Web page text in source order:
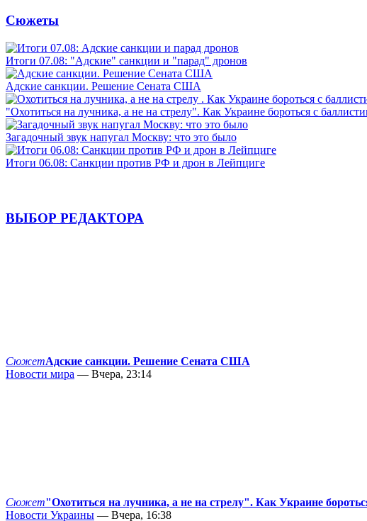
Сюжеты
Итоги 07.08: "Адские" санкции и "парад" дронов
Адские санкции. Решение Сената США
"Охотиться на лучника, а не на стрелу". Как Украине бороться с
Загадочный звук напугал Москву: что это было
Итоги 06.08: Санкции против РФ и дрон в Лейпциге
ВЫБОР РЕДАКТОРА
СюжетАдские санкции. Решение Сената США
Новости мира — Вчера, 23:14
Сюжет"Охотиться на лучника, а не на стрелу". Как Украине
Новости Украины — Вчера, 16:38